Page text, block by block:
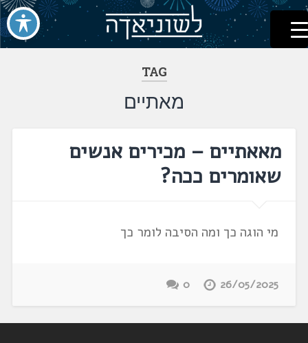
דלג
לתוכן
לשוניאדה
עברית. לשון. שפה
TAG
מאתיים
מאאתיים – מכירים אנשים
שאומרים ככה?
מי הוגה כך ומה הסיבה לומר כך
26/05/2025
0